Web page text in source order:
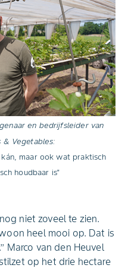
en bedrijfsleider van
& Vegetables:
maar ook wat praktisch
houdbaar is"
niet zoveel te zien.
heel mooi op. Dat is
Marco van den Heuvel
op het drie hectare